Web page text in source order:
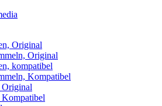
Original
Original
kompatibel
Kompatibel